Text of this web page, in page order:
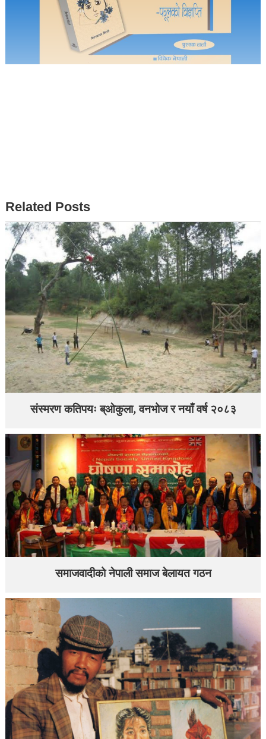
Related Posts
संस्मरण कतिपयः ब्ओकुला, वनभोज र नयाँ वर्ष २०८३
समाजवादीको नेपाली समाज बेलायत गठन